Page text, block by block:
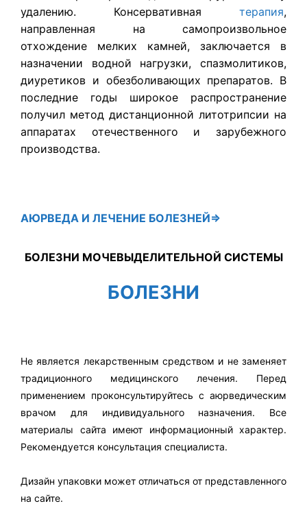
удалению. Консервативная терапия,
направленная на самопроизвольное
отхождение мелких камней, заключается в
назначении водной нагрузки, спазмолитиков,
диуретиков и обезболивающих препаратов. В
последние годы широкое распространение
получил метод дистанционной литотрипсии на
аппаратах отечественного и зарубежного
производства.
АЮРВЕДА И ЛЕЧЕНИЕ БОЛЕЗНЕЙ⇒
БОЛЕЗНИ МОЧЕВЫДЕЛИТЕЛЬНОЙ СИСТЕМЫ
БОЛЕЗНИ
Не является лекарственным средством и не заменяет
традиционного медицинского лечения. Перед
применением проконсультируйтесь с аюрведическим
врачом для индивидуального назначения. Все
материалы сайта имеют информационный характер.
Рекомендуется консультация специалиста.
Дизайн упаковки может отличаться от представленного
на сайте.